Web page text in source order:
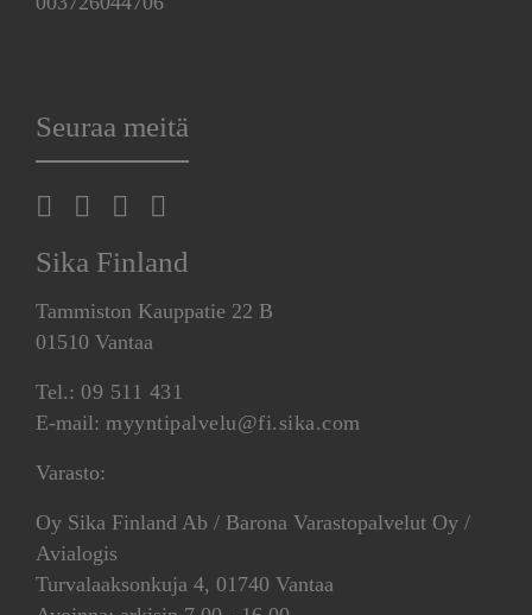
Seuraa meitä
Sika Finland
Tammiston Kauppatie 22 B
01510 Vantaa
Tel.: 09 511 431
E-mail: myyntipalvelu@fi.sika.com
Varasto:
Oy Sika Finland Ab / Barona Varastopalvelut Oy /
Avialogis
Turvalaaksonkuja 4, 01740 Vantaa